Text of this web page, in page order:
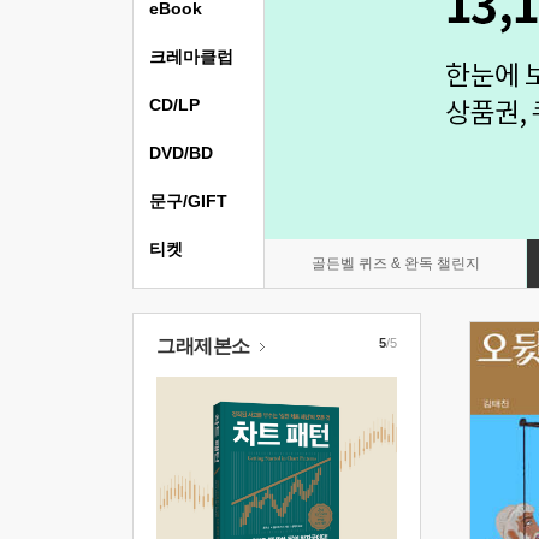
골든벨 퀴즈 & 완독 챌린지
eBook
크레마클럽
CD/LP
DVD/BD
문구/GIFT
티켓
그래제본소 5/5